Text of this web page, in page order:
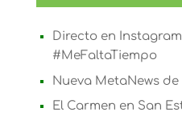
Directo en
#MeFaltaTiempo
Nueva MetaNews
El Carmen en San